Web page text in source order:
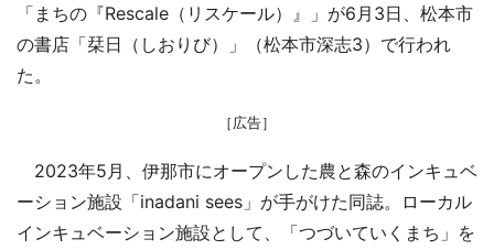
「まちの『Rescale（リスケール）』」が6月3日、松本市
の書店「栞日（しおりび）」（松本市深志3）で行われ
た。
［広告］
2023年5月、伊那市にオープンした農と森のインキュベ
ーション施設「inadani sees」が手がけた同誌。ローカル
インキュベーション施設として、「つづいていくまち」を